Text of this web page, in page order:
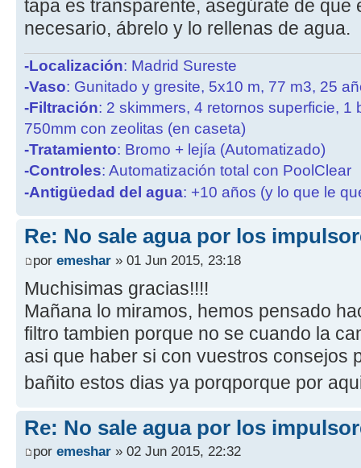
tapa es transparente, asegúrate de que
necesario, ábrelo y lo rellenas de agua.
-Localización: Madrid Sureste
-Vaso: Gunitado y gresite, 5x10 m, 77 m3, 25
-Filtración: 2 skimmers, 4 retornos superficie, 1
750mm con zeolitas (en caseta)
-Tratamiento: Bromo + lejía (Automatizado)
-Controles: Automatización total con PoolClear
-Antigüedad del agua: +10 años (y lo que le
Re: No sale agua por los
por emeshar » 01 Jun 2015, 23:18
Muchisimas gracias!!!!
Mañana lo miramos, hemos pensado
filtro tambien porque no se cuando la
asi que haber si con vuestros consejos
bañito estos dias ya porqporque por
Re: No sale agua por los
por emeshar » 02 Jun 2015, 22:32